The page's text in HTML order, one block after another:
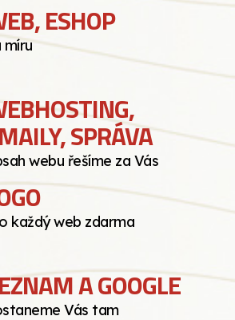
ESHOP
míru
SPRÁVA
webu řešíme za Vás
každý web zdarma
A GOOGLE
Vás tam